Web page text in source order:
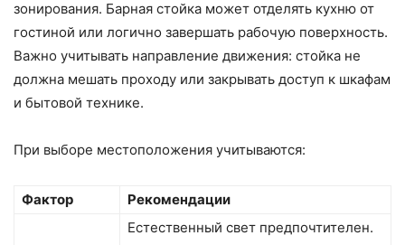
зонирования. Барная стойка может отделять кухню от
гостиной или логично завершать рабочую поверхность.
Важно учитывать направление движения: стойка не
должна мешать проходу или закрывать доступ к шкафам
и бытовой технике.
При выборе местоположения учитываются:
Фактор Рекомендации
Естественный свет предпочтителен.